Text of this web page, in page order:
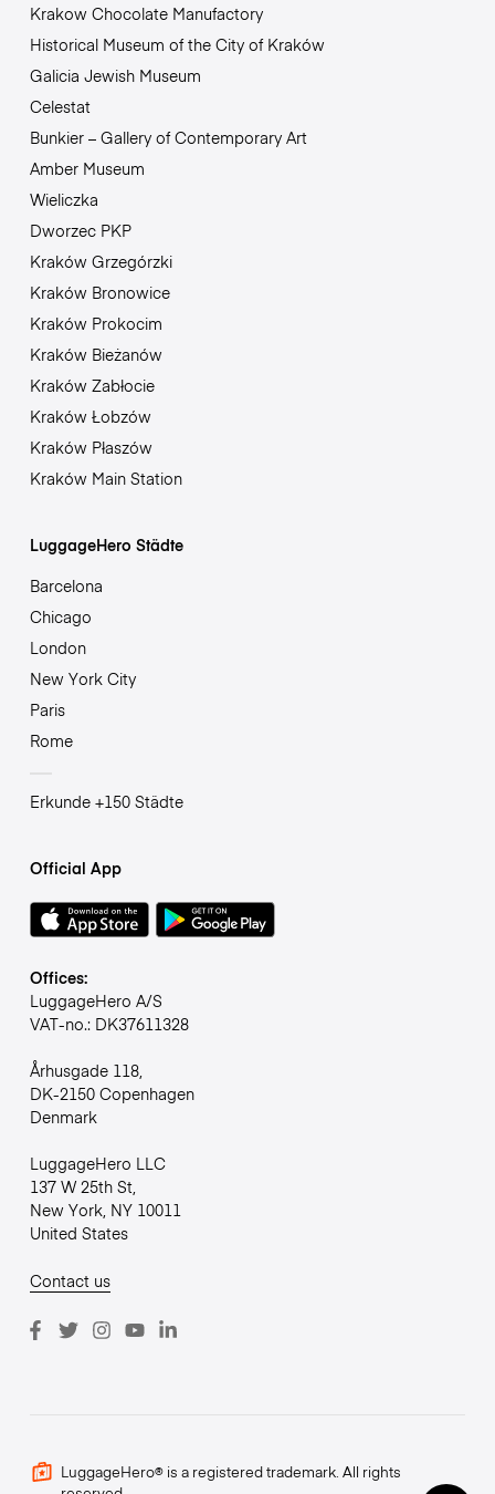
Krakow Chocolate Manufactory
Historical Museum of the City of Kraków
Galicia Jewish Museum
Celestat
Bunkier – Gallery of Contemporary Art
Amber Museum
Wieliczka
Dworzec PKP
Kraków Grzegórzki
Kraków Bronowice
Kraków Prokocim
Kraków Bieżanów
Kraków Zabłocie
Kraków Łobzów
Kraków Płaszów
Kraków Main Station
LuggageHero Städte
Barcelona
Chicago
London
New York City
Paris
Rome
Erkunde +150 Städte
Official App
Offices:
LuggageHero A/S
VAT-no.: DK37611328
Århusgade 118,
DK-2150 Copenhagen
Denmark
LuggageHero LLC
137 W 25th St,
New York, NY 10011
United States
Contact us
LuggageHero® is a registered trademark. All rights